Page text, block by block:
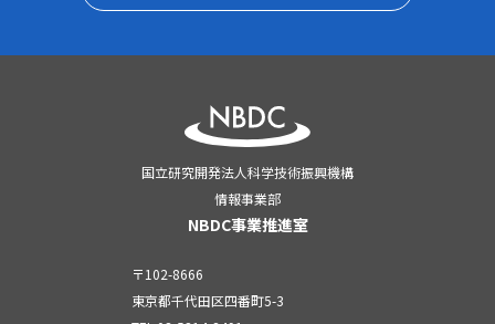
国立研究開発法人科学技術振興機構
情報事業部
NBDC事業推進室
〒102-8666
東京都千代田区四番町5-3